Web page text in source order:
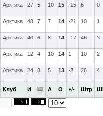
Клуб И Ш А О +/- Штр
Арктика 27 5 10 15 -15 6 0
Арктика 48 7 7 14 -21 10 1
Арктика 40 6 8 14 -17 46 3
Арктика 12 4 10 14 1 10 2
Арктика 24 8 5 13 -2 26 4